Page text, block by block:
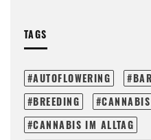
TAGS
AUTOFLOWERING
BREEDING
CANNABIS IM ALLTAG